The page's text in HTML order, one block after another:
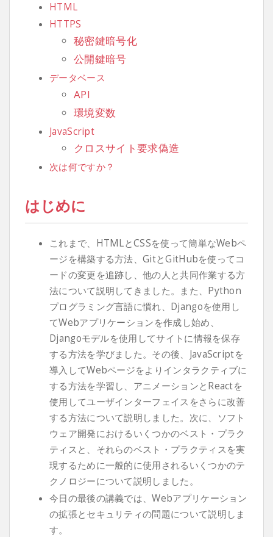
HTML
HTTPS
秘密鍵暗号化
公開鍵暗号
データベース
API
環境変数
JavaScript
クロスサイト要求偽造
次は何ですか？
はじめに
これまで、HTMLとCSSを使って簡単なWebペ
ージを構築する方法、GitとGitHubを使ってコ
ードの変更を追跡し、他の人と共同作業する方
法について説明してきました。また、Python
プログラミング言語に慣れ、Djangoを使用し
てWebアプリケーションを作成し始め、
Djangoモデルを使用してサイトに情報を保存
する方法を学びました。その後、JavaScriptを
導入してWebページをよりインタラクティブに
する方法を学習し、アニメーションとReactを
使用してユーザインターフェイスをさらに改善
する方法について説明しました。次に、ソフト
ウェア開発におけるいくつかのベスト・プラク
ティスと、それらのベスト・プラクティスを実
現するために一般的に使用されるいくつかのテ
クノロジーについて説明しました。
今日の最後の講義では、Webアプリケーション
の拡張とセキュリティの問題について説明しま
す。